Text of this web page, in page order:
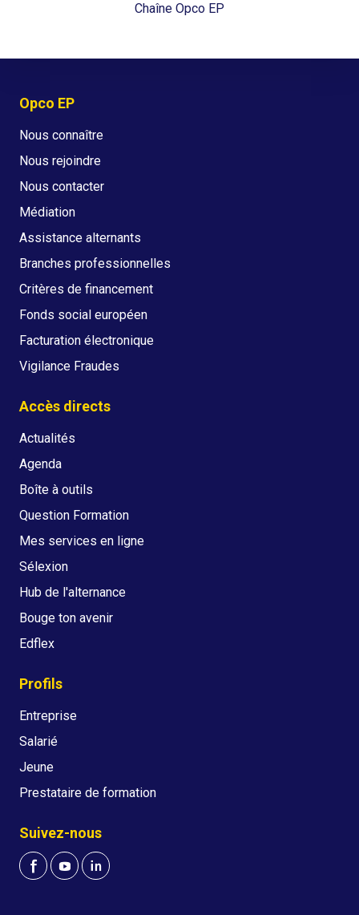
Chaîne Opco EP
Opco EP
Nous connaître
Nous rejoindre
Nous contacter
Médiation
Assistance alternants
Branches professionnelles
Critères de financement
Fonds social européen
Facturation électronique
Vigilance Fraudes
Accès directs
Actualités
Agenda
Boîte à outils
Question Formation
Mes services en ligne
Sélexion
Hub de l'alternance
Bouge ton avenir
Edflex
Profils
Entreprise
Salarié
Jeune
Prestataire de formation
Suivez-nous